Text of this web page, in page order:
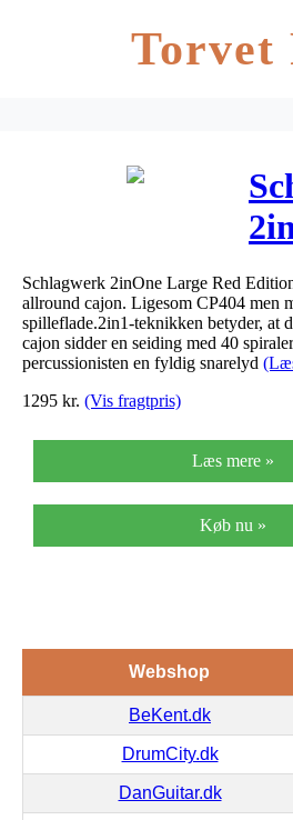
Torvet
–
Schlagwerk 2inOne Large Red
allround cajon. Ligesom CP404 men
spilleflade.2in1-teknikken betyder, at
cajon sidder en seiding med 40
percussionisten en fyldig snarelyd
1295 kr. (Vis fragtpris)
Læs mere »
Køb nu »
Webshop
BeKent.dk
DrumCity.dk
DanGuitar.dk